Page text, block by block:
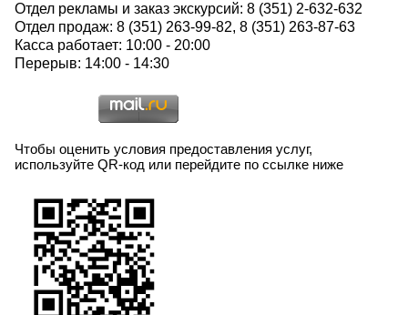
Отдел рекламы и заказ экскурсий: 8 (351) 2-632-632
Отдел продаж: 8 (351) 263-99-82, 8 (351) 263-87-63
Касса работает: 10:00 - 20:00
Перерыв: 14:00 - 14:30
Чтобы оценить условия предоставления услуг,
используйте QR-код или перейдите по ссылке ниже